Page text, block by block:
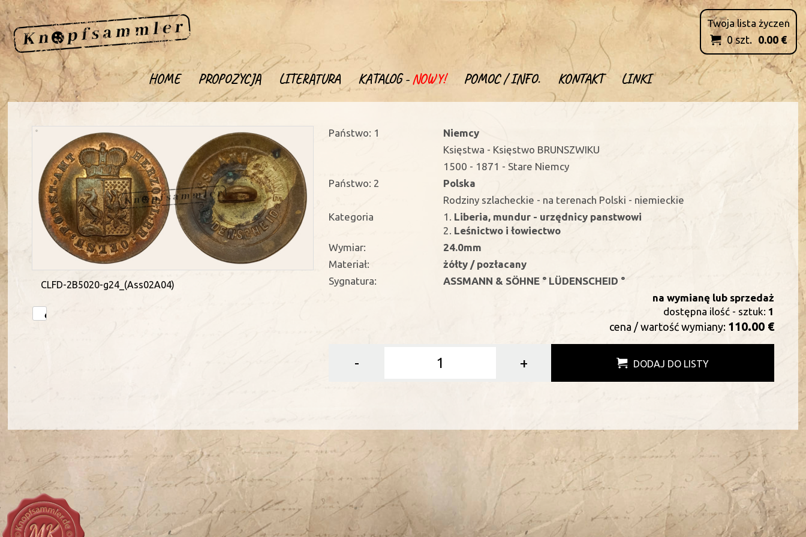
HOME PROPOZYCJA LITERATURA KATALOG -NOWY! POMOC / INFO. KONTAKT LINKI
Twoja lista życzen
 0szt. 0.00 €
CLFD-2B5020-g24_(Ass02A04)
Państwo: 1
Niemcy
Księstwa - Księstwo BRUNSZWIKU
1500 - 1871 - Stare Niemcy
Państwo: 2
Polska
Rodziny szlacheckie - na terenach Polski - niemieckie
Kategoria
1. Liberia, mundur - urzędnicy panstwowi
2. Leśnictwo i łowiectwo
Wymiar:
24.0mm
Materiał:
żółty / pozłacany
Sygnatura:
ASSMANN & SÖHNE ° LÜDENSCHEID °
na wymianę lub sprzedaż
dostępna ilość - sztuk: 1
cena / wartość wymiany: 110.00 €
- + DODAJ DO LISTY